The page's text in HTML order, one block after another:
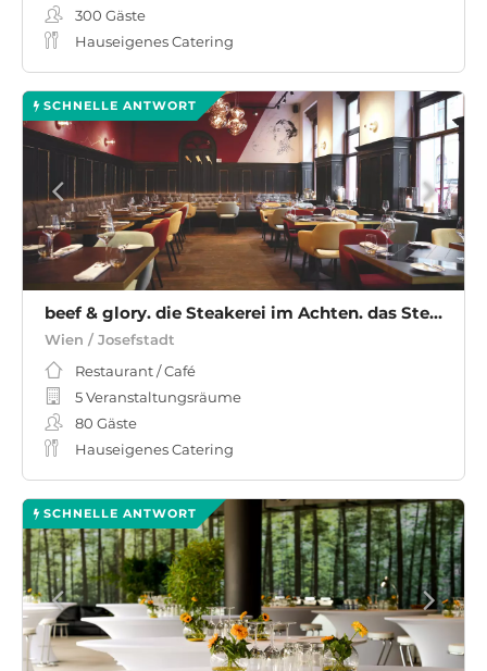
300 Gäste
Hauseigenes Catering
SCHNELLE ANTWORT
beef & glory. die Steakerei im Achten. das Steakhouse in Wien
Wien / Josefstadt
Restaurant / Café
5 Veranstaltungsräume
80 Gäste
Hauseigenes Catering
SCHNELLE ANTWORT